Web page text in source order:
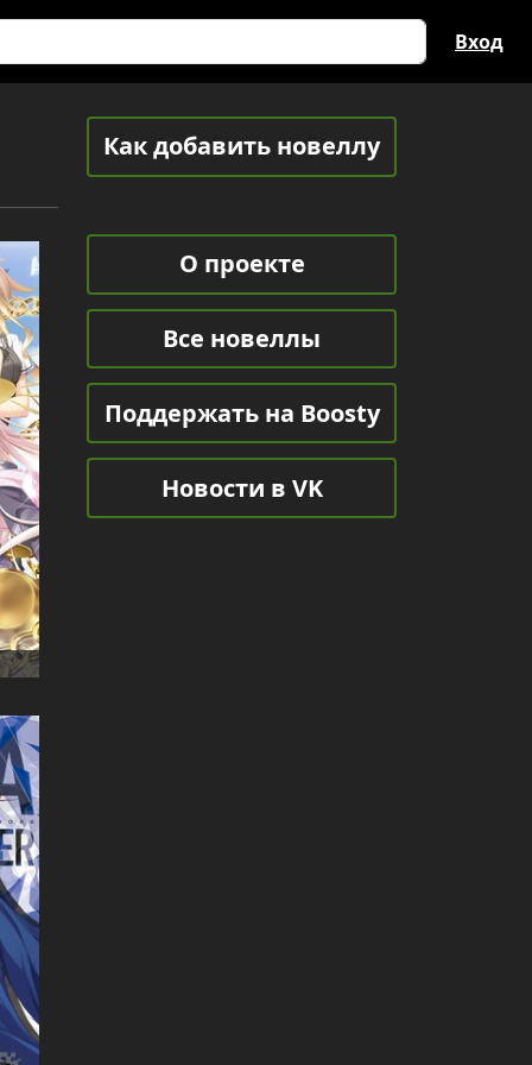
Вход
Как добавить новеллу
О проекте
Все новеллы
Поддержать на Boosty
Новости в VK